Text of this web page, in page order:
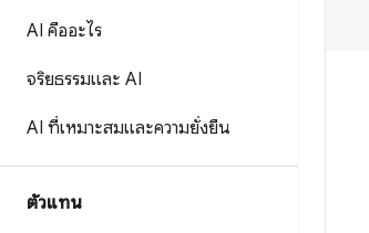
AI คืออะไร
จริยธรรมและ AI
AI ที่เหมาะสมและความยั่งยืน
ตัวแทน